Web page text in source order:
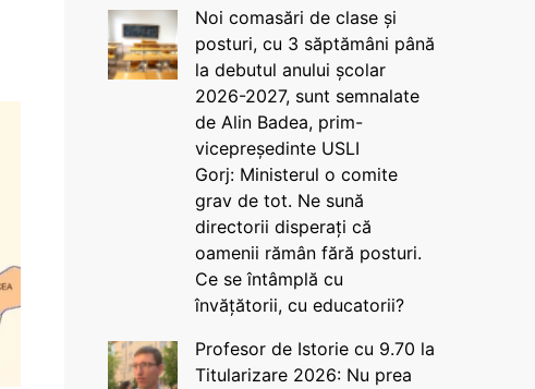
Noi comasări de clase și
posturi, cu 3 săptămâni până
la debutul anului școlar
2026-2027, sunt semnalate
de Alin Badea, prim-
vicepreședinte USLI
Gorj: Ministerul o comite
grav de tot. Ne sună
directorii disperați că
oamenii rămân fără posturi.
Ce se întâmplă cu
învățătorii, cu educatorii?
Profesor de Istorie cu 9.70 la
Titularizare 2026: Nu prea